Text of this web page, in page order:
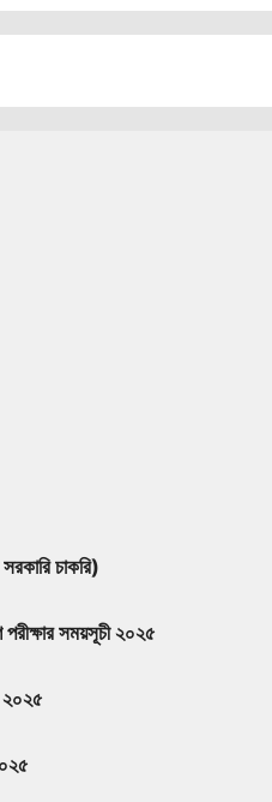
চাকরি)
সময়সূচী ২০২৫
২০২৫